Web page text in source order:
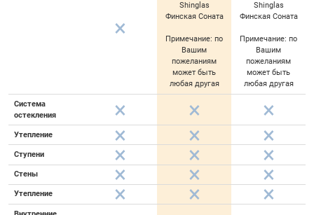
Shinglas
Финская Соната
Примечание: по
Вашим
пожеланиям
может быть
любая другая
Shinglas
Финская Соната
Примечание: по
Вашим
пожеланиям
может быть
любая другая
Система
остекления
Утепление
Ступени
Стены
Утепление